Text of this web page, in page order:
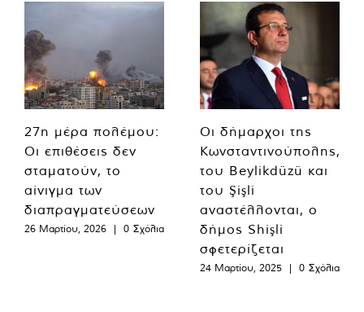
27η μέρα πολέμου:
Οι επιθέσεις δεν
σταματούν, το
αίνιγμα των
διαπραγματεύσεων
26 Μαρτίου, 2026 | 0 Σχόλια
Οι δήμαρχοι της
Κωνσταντινούπολης,
του Beylikdüzü και
του Şişli
αναστέλλονται, ο
δήμος Shişli
σφετερίζεται
24 Μαρτίου, 2025 | 0 Σχόλια